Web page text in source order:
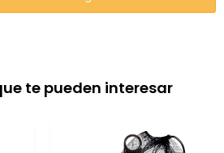
te pueden interesar